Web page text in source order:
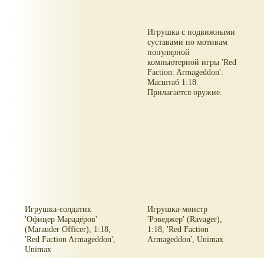
Игрушка с подвижными
суставами по мотивам
популярной
компьютерной игры 'Red
Faction: Armageddon'.
Масштаб 1:18.
Прилагается оружие.
Игрушка-солдатик
'Офицер Марадёров'
(Marauder Officer), 1:18,
'Red Faction Armageddon',
Unimax
Игрушка-монстр
'Рэведжер' (Ravager),
1:18, 'Red Faction
Armageddon', Unimax